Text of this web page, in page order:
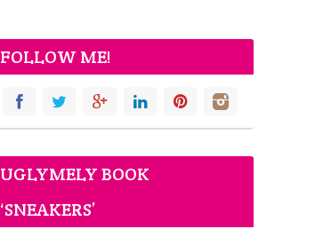
FOLLOW ME!
UGLYMELY BOOK
‘SNEAKERS’